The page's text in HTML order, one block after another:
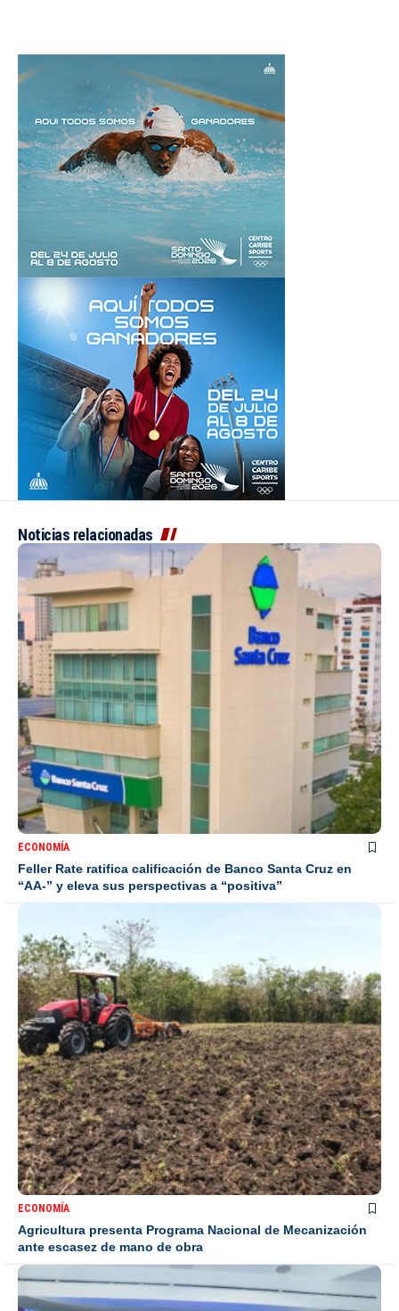
Noticias relacionadas
ECONOMÍA
Feller Rate ratifica calificación de Banco Santa Cruz en
“AA-” y eleva sus perspectivas a “positiva”
ECONOMÍA
Agricultura presenta Programa Nacional de Mecanización
ante escasez de mano de obra